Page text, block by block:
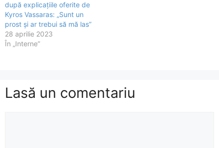
după explicațiile oferite de
Kyros Vassaras: „Sunt un
prost și ar trebui să mă las”
28 aprilie 2023
În „Interne”
Lasă un comentariu